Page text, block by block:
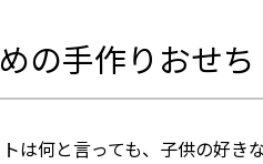
の手作りおせち
は何と言っても、子供の好き